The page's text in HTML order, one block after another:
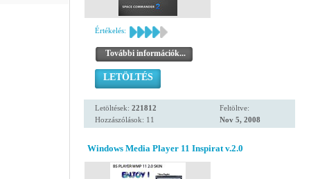
Értékelés:
További információk...
LETÖLTÉS
Letöltések: 221812
Hozzászólások: 11
Feltöltve:
Nov 5, 2008
Windows Media Player 11 Inspirat v.2.0